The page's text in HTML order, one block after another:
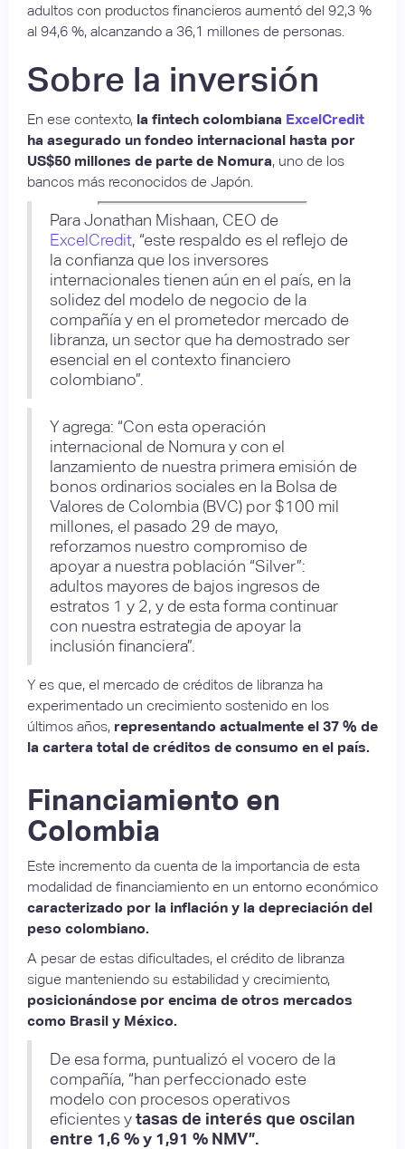
adultos con productos financieros aumentó del 92,3 %
al 94,6 %, alcanzando a 36,1 millones de personas.
Sobre la inversión
En ese contexto, la fintech colombiana ExcelCredit
ha asegurado un fondeo internacional hasta por
US$50 millones de parte de Nomura, uno de los
bancos más reconocidos de Japón.
Para Jonathan Mishaan, CEO de
ExcelCredit, “este respaldo es el reflejo de
la confianza que los inversores
internacionales tienen aún en el país, en la
solidez del modelo de negocio de la
compañía y en el prometedor mercado de
libranza, un sector que ha demostrado ser
esencial en el contexto financiero
colombiano”.
Y agrega: “Con esta operación
internacional de Nomura y con el
lanzamiento de nuestra primera emisión de
bonos ordinarios sociales en la Bolsa de
Valores de Colombia (BVC) por $100 mil
millones, el pasado 29 de mayo,
reforzamos nuestro compromiso de
apoyar a nuestra población “Silver”:
adultos mayores de bajos ingresos de
estratos 1 y 2, y de esta forma continuar
con nuestra estrategia de apoyar la
inclusión financiera”.
Y es que, el mercado de créditos de libranza ha
experimentado un crecimiento sostenido en los
últimos años, representando actualmente el 37 % de
la cartera total de créditos de consumo en el país.
Financiamiento en
Colombia
Este incremento da cuenta de la importancia de esta
modalidad de financiamiento en un entorno económico
caracterizado por la inflación y la depreciación del
peso colombiano.
A pesar de estas dificultades, el crédito de libranza
sigue manteniendo su estabilidad y crecimiento,
posicionándose por encima de otros mercados
como Brasil y México.
De esa forma, puntualizó el vocero de la
compañía, “han perfeccionado este
modelo con procesos operativos
eficientes ytasas de interés que oscilan
entre 1,6 % y 1,91 % NMV”.